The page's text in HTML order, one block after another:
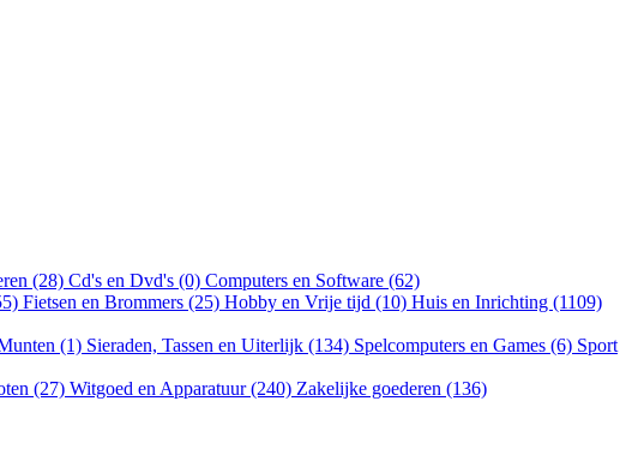
(28) Cd's en Dvd's (0) Computers en Software (62)
Fietsen en Brommers (25) Hobby en Vrije tijd (10) Huis en Inrichting (1109)
(1) Sieraden, Tassen en Uiterlijk (134) Spelcomputers en Games (6) Sport
(27) Witgoed en Apparatuur (240) Zakelijke goederen (136)